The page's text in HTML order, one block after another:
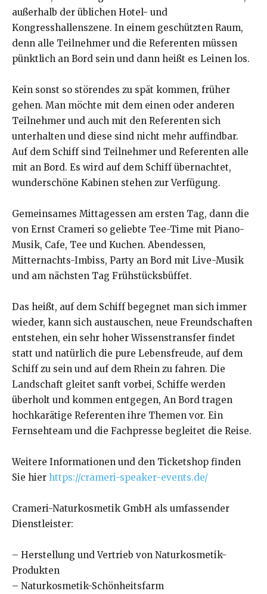
außerhalb der üblichen Hotel- und
Kongresshallenszene. In einem geschützten Raum,
denn alle Teilnehmer und die Referenten müssen
pünktlich an Bord sein und dann heißt es Leinen los.
Kein sonst so störendes zu spät kommen, früher
gehen. Man möchte mit dem einen oder anderen
Teilnehmer und auch mit den Referenten sich
unterhalten und diese sind nicht mehr auffindbar.
Auf dem Schiff sind Teilnehmer und Referenten alle
mit an Bord. Es wird auf dem Schiff übernachtet,
wunderschöne Kabinen stehen zur Verfügung.
Gemeinsames Mittagessen am ersten Tag, dann die
von Ernst Crameri so geliebte Tee-Time mit Piano-
Musik, Cafe, Tee und Kuchen. Abendessen,
Mitternachts-Imbiss, Party an Bord mit Live-Musik
und am nächsten Tag Frühstücksbüffet.
Das heißt, auf dem Schiff begegnet man sich immer
wieder, kann sich austauschen, neue Freundschaften
entstehen, ein sehr hoher Wissenstransfer findet
statt und natürlich die pure Lebensfreude, auf dem
Schiff zu sein und auf dem Rhein zu fahren. Die
Landschaft gleitet sanft vorbei, Schiffe werden
überholt und kommen entgegen, An Bord tragen
hochkarätige Referenten ihre Themen vor. Ein
Fernsehteam und die Fachpresse begleitet die Reise.
Weitere Informationen und den Ticketshop finden
Sie hier https://crameri-speaker-events.de/
Crameri-Naturkosmetik GmbH als umfassender
Dienstleister:
– Herstellung und Vertrieb von Naturkosmetik-
Produkten
– Naturkosmetik-Schönheitsfarm